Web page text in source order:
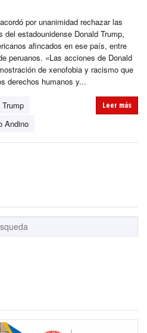
por unanimidad rechazar las
estadounidense Donald Trump,
afincados en ese país, entre
peruanos. «Las acciones de Donald
de xenofobia y racismo que
derechos humanos y...
Trump
Andino
Leer más